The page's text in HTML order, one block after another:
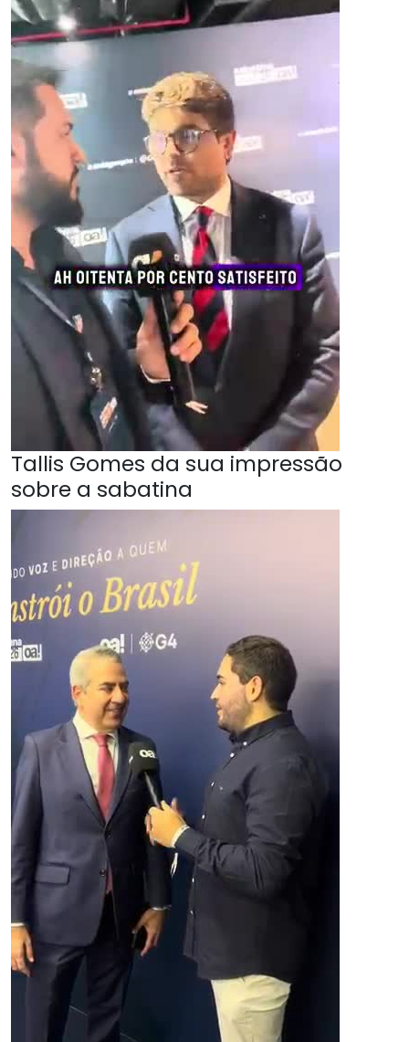
Tallis Gomes da sua impressão
sobre a sabatina